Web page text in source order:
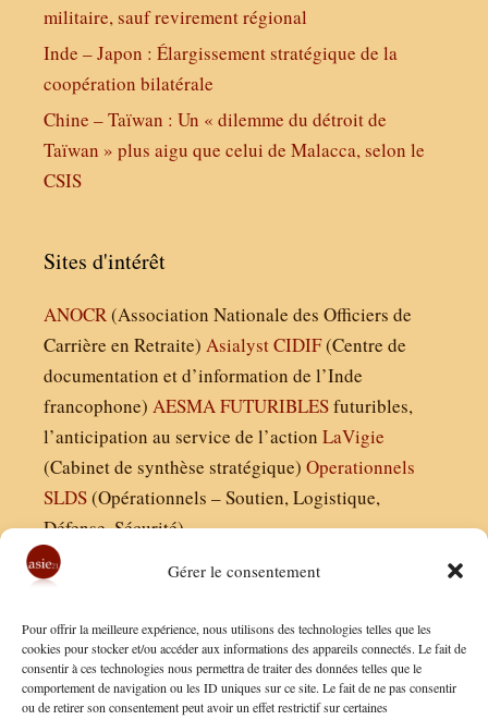
Gérer le consentement
Pour offrir la meilleure expérience, nous utilisons des technologies telles que les
cookies pour stocker et/ou accéder aux informations des appareils connectés. Le fait de
consentir à ces technologies nous permettra de traiter des données telles que le
comportement de navigation ou les ID uniques sur ce site. Le fait de ne pas consentir
ou de retirer son consentement peut avoir un effet restrictif sur certaines
militaire, sauf revirement régional
Inde – Japon : Élargissement stratégique de la
coopération bilatérale
Chine – Taïwan : Un « dilemme du détroit de
Taïwan » plus aigu que celui de Malacca, selon le
CSIS
Sites d'intérêt
ANOCR (Association Nationale des Officiers de
Carrière en Retraite) AsialystCIDIF(Centre de
documentation et d’information de l’Inde
francophone) AESMA FUTURIBLESfuturibles,
l’anticipation au service de l’action LaVigie
(Cabinet de synthèse stratégique) Operationnels
SLDS(Opérationnels – Soutien, Logistique,
Défense, Sécurité)
Finaldées EURL
Siège social : 13 avenue Boudon, 75016, Paris
Nous contacter